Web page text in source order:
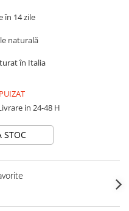
în 14 zile
naturală
în Italia
in 24-48 H
STOC